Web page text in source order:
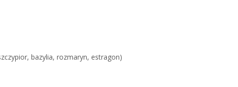
bazylia, rozmaryn, estragon)